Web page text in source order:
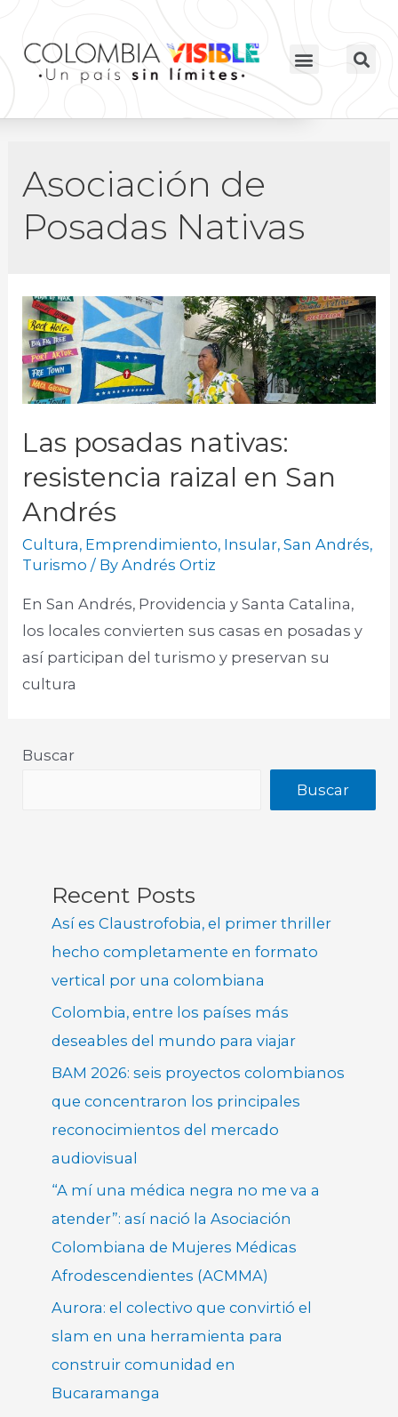
Asociación de
Posadas Nativas
Las posadas nativas:
resistencia raizal en San
Andrés
Cultura, Emprendimiento, Insular,San Andrés,
Turismo / ByAndrés Ortiz
En San Andrés, Providencia y Santa Catalina,
los locales convierten sus casas en posadas y
así participan del turismo y preservan su
cultura
Buscar
Buscar
Recent Posts
Así es Claustrofobia, el primer thriller
hecho completamente en formato
vertical por una colombiana
Colombia, entre los países más
deseables del mundo para viajar
BAM 2026: seis proyectos colombianos
que concentraron los principales
reconocimientos del mercado
audiovisual
“A mí una médica negra no me va a
atender”: así nació la Asociación
Colombiana de Mujeres Médicas
Afrodescendientes (ACMMA)
Aurora: el colectivo que convirtió el
slam en una herramienta para
construir comunidad en
Bucaramanga